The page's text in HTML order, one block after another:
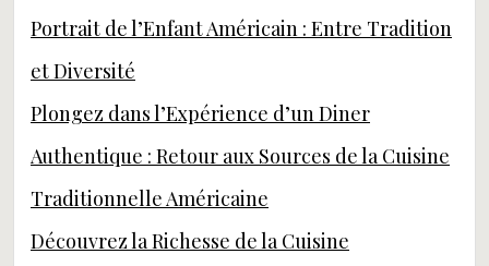
Portrait de l’Enfant Américain : Entre Tradition
et Diversité
Plongez dans l’Expérience d’un Diner
Authentique : Retour aux Sources de la Cuisine
Traditionnelle Américaine
Découvrez la Richesse de la Cuisine